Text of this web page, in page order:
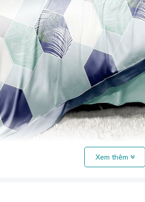
Bộ chăn ga Tencel Cotton
khí:
Xem thêm